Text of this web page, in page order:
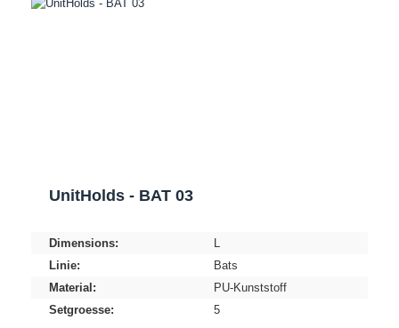
UnitHolds - BAT 03
Dimensions:
L
Linie:
Bats
Material:
PU-Kunststoff
Setgroesse:
5